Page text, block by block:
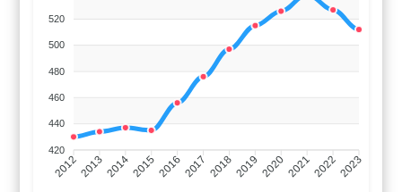
520
500
480
460
440
420
201220132014201520162017 20182019 2020202120222023